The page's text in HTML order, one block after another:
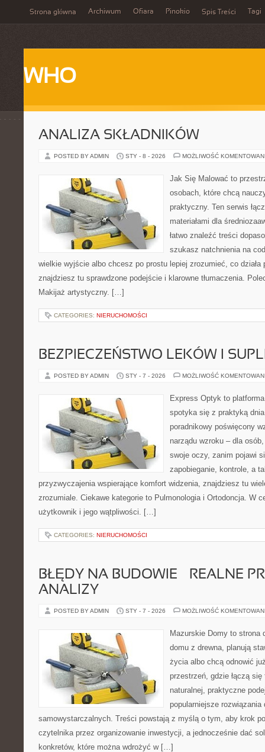
Strona główna Archiwum Ofiara Pinokio Spis Treści Tagi
WHO
ANALIZA SKŁADNIKÓW
POSTED BY ADMIN STY - 8 - 2026 MOŻLIWOŚĆ
Jak Się Malować to
osobach, które chcą
praktyczny. Ten serwis
materiałami dla
łatwo znaleźć treści
szukasz natchnienia na
wielkie wyjście albo chcesz po prostu lepiej zrozumieć, co działa
znajdziesz tu sprawdzone podejście i klarowne tłumaczenia.
Makijaż artystyczny. […]
CATEGORIES: NIERUCHOMOŚCI
BEZPIECZEŃSTWO LEKÓW I
POSTED BY ADMIN STY - 7 - 2026 MOŻLIWOŚĆ
Express Optyk to
spotyka się z praktyką
poradnikowy poświęcony
narządu wzroku – dla
swoje oczy, zanim pojawi
zapobieganie, kontrole, a
przyzwyczajenia wspierające komfort widzenia, znajdziesz tu
zrozumiale. Ciekawe kategorie to Pulmonologia i Ortodoncja. W
użytkownik i jego wątpliwości. […]
CATEGORIES: NIERUCHOMOŚCI
BŁĘDY NA BUDOWIE – REALNE
ANALIZY
POSTED BY ADMIN STY - 7 - 2026 MOŻLIWOŚĆ
Mazurskie Domy to strona
domu z drewna, planują
życia albo chcą odnowić
przestrzeń, gdzie łączą
naturalnej, praktyczne
popularniejsze rozwiązania
samowystarczalnych. Treści powstają z myślą o tym, aby krok
czytelnika przez organizowanie inwestycji, a jednocześnie dać
konkretów, które można wdrożyć w […]